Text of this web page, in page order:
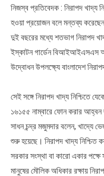
নিজস্ব প্রতিবেদক : নিরাপদ খাদ্য
হওয়া প্রয়োজন বলে মন্তব্য করেছেন
দুই বছরের মধ্যে শতভাগ নিরাপদ
ইস্কাটন গার্ডেন বিআইআইএসএস
উদ্বোধন উপলক্ষ্যে বাংলাদেশ
সেই সঙ্গে নিরাপদ খাদ্য নিশ্চিতে
১৬১৫৫ নাম্বারে ফোন করার আহ্বন
সাধন চন্দ্র মজুমদার বলেন, খাদ্যে
শুরু হয়েছে। নিরাপদ খাদ্য নিশ্চিত
সরকার সংস্থা বা কারো একার
মানুষের মৌলিক অধিকার রক্ষায়